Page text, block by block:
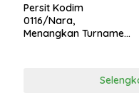
Persit Kodim
0116/Nara,
Menangkan Turnamen